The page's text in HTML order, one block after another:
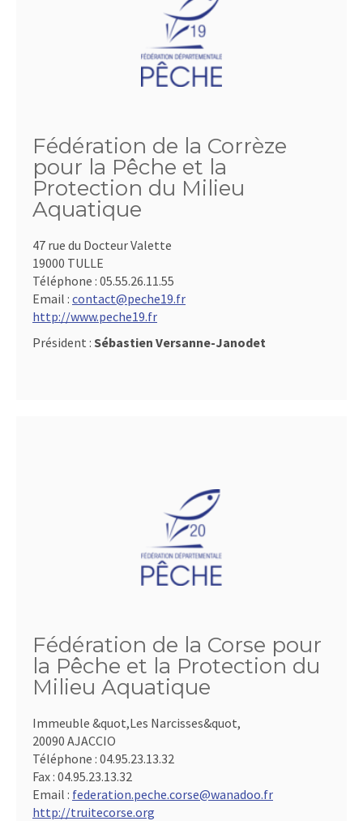
Fédération de la Corrèze
pour la Pêche et la
Protection du Milieu
Aquatique
47 rue du Docteur Valette
19000 TULLE
Téléphone : 05.55.26.11.55
Email : contact@peche19.fr
http://www.peche19.fr
Président : Sébastien Versanne-Janodet
Fédération de la Corse pour
la Pêche et la Protection du
Milieu Aquatique
Immeuble &quot,Les Narcisses&quot,
20090 AJACCIO
Téléphone : 04.95.23.13.32
Fax : 04.95.23.13.32
Email : federation.peche.corse@wanadoo.fr
http://truitecorse.org